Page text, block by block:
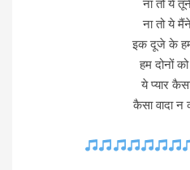
ना तो ये
ना तो ये
इक दूजे के
हम दोनों
ये प्यार
कैसा वादा